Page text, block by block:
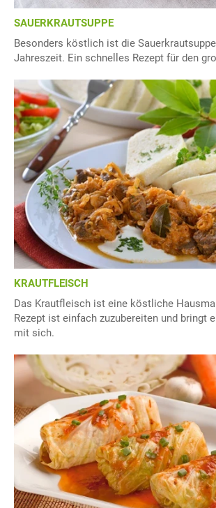
SAUERKRAUTSUPPE
Besonders köstlich ist die
Jahreszeit. Ein schnelles Rezept für den
KRAUTFLEISCH
Das Krautfleisch ist eine köstliche
Rezept ist einfach zuzubereiten und bringt
mit sich.